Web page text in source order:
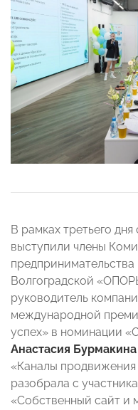
В рамках третьего
выступили члены
Волгоградской
руководитель
международной
успех» в номинации
Анастасия Бурмакина
«Каналы
разобрала с
«Собственный сайт и